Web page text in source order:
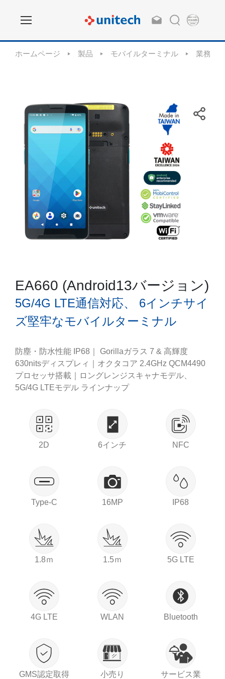
ホームページ 製品 モバイルターミナル 業務用
EA660 (Android13バージョン)
5G/4G LTE通信対応、 6インチサイ
ズ堅牢なモバイルターミナル
防塵・防水性能 IP68｜ Gorillaガラス 7 & 高輝度
630nitsディスプレィ｜オクタコア 2.4GHz QCM4490
プロセッサ搭載｜ロングレンジスキャナモデル、
5G/4G LTEモデル ラインナップ
2D 6インチ NFC
Type-C 16MP IP68
1.8ｍ 1.5ｍ 5G LTE
4G LTE WLAN Bluetooth
GMS認定取得 小売り サービス業